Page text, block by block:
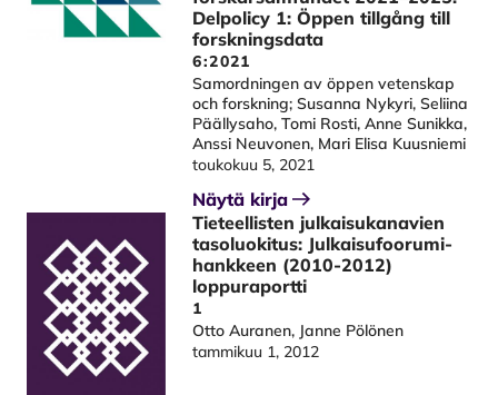
Delpolicy 1: Öppen tillgång till
forskningsdata
6:2021
Samordningen av öppen vetenskap
och forskning; Susanna Nykyri, Seliina
Päällysaho, Tomi Rosti, Anne Sunikka,
Anssi Neuvonen, Mari Elisa Kuusniemi
toukokuu 5, 2021
Näytä kirja
Tieteellisten julkaisukanavien
tasoluokitus: Julkaisufoorumi-
hankkeen (2010-2012)
loppuraportti
1
Otto Auranen, Janne Pölönen
tammikuu 1, 2012